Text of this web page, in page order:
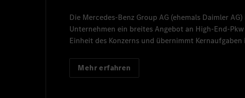
Die Mercedes-Benz Group AG (ehemals Daimler AG)
Unternehmen ein breites Angebot an High-End-
Einheit des Konzerns und übernimmt
Mehr erfahren